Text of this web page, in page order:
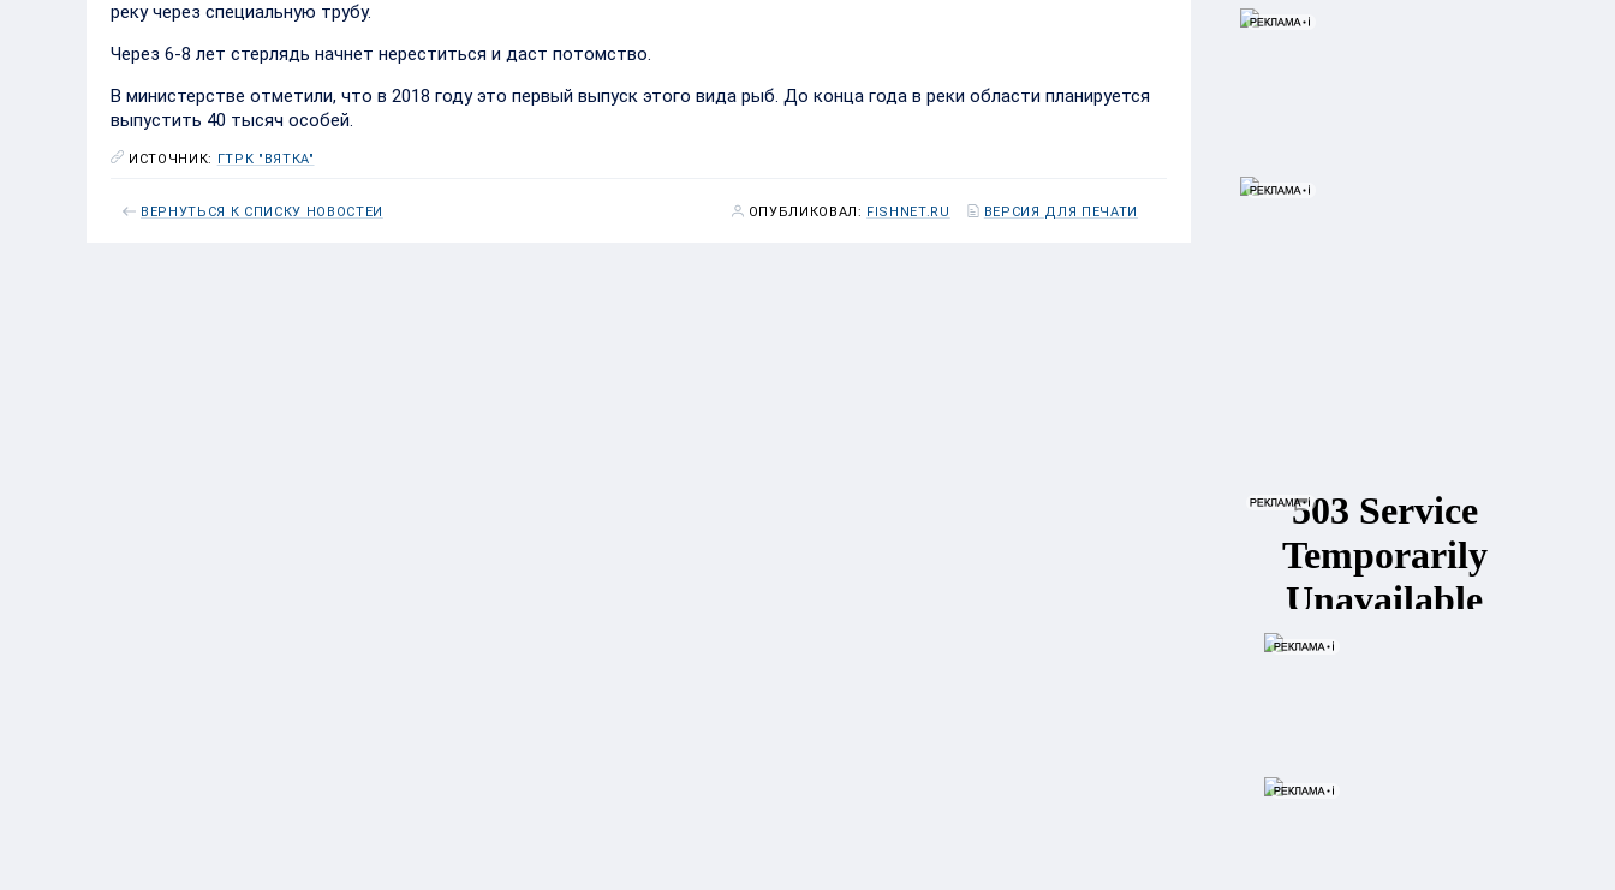
реку через специальную трубу.
Через 6-8 лет стерлядь начнет нереститься и даст потомство.
В министерстве отметили, что в 2018 году это первый выпуск этого вида рыб. До конца года в реки области планируется
выпустить 40 тысяч особей.
ИСТОЧНИК: ГТРК "ВЯТКА"
ВЕРНУТЬСЯ К СПИСКУ НОВОСТЕЙ ОПУБЛИКОВАЛ: FISHNET.RU ВЕРСИЯ ДЛЯ ПЕЧАТИ